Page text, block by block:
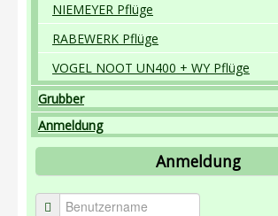
NIEMEYER Pflüge
RABEWERK Pflüge
VOGEL NOOT UN400 + WY Pflüge
Grubber
Anmeldung
Anmeldung